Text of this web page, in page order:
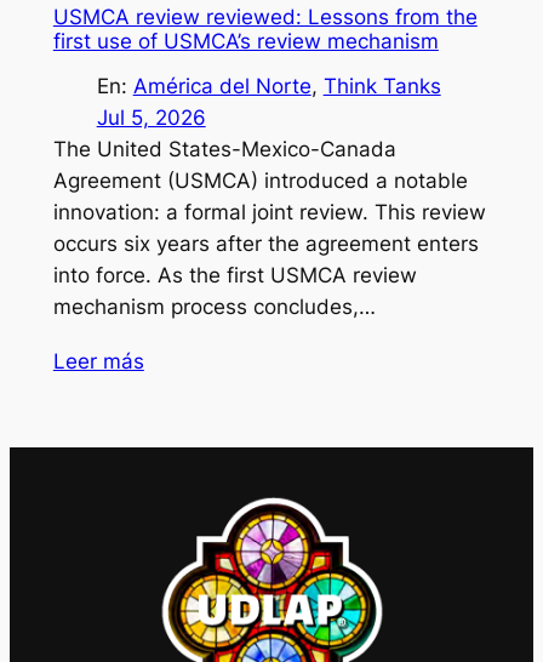
USMCA review reviewed: Lessons from the
first use of USMCA’s review mechanism
En: América del Norte, Think Tanks
Jul 5, 2026
The United States-Mexico-Canada
Agreement (USMCA) introduced a notable
innovation: a formal joint review. This review
occurs six years after the agreement enters
into force. As the first USMCA review
mechanism process concludes,…
Leer más